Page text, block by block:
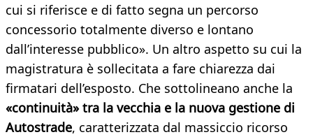
cui si riferisce e di fatto segna un percorso
concessorio totalmente diverso e lontano
dall’interesse pubblico». Un altro aspetto su cui la
magistratura è sollecitata a fare chiarezza dai
firmatari dell’esposto. Che sottolineano anche la
«continuità» tra la vecchia e la nuova gestione di
Autostrade, caratterizzata dal massiccio ricorso